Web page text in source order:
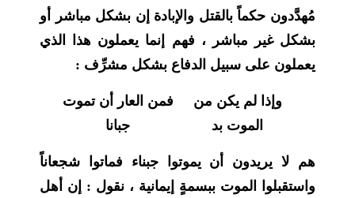
مُهدَّدون حكماً بالقتل والإبادة إن بشكل مباشر أو
بشكل غير مباشر ، فهم إنما يعملون هذا الذي
يعملون على سبيل الدفاع بشكل مشرِّف :
وإذا لم يكن من
الموت بد
فمن العار أن تموت
جبانا
هم لا يريدون أن يموتوا جبناء فماتوا شجعاناً
واستقبلوا الموت ببسمةٍ إيمانية ، نقول : إن أهل